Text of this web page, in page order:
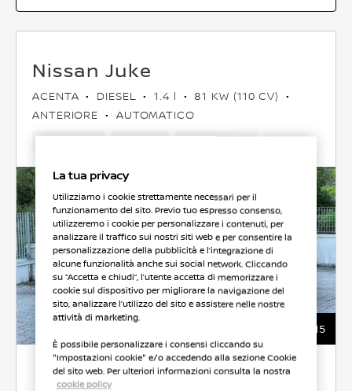
Nissan Juke
ACENTA DIESEL 1.4 l
81 KW (110 CV)
ANTERIORE
AUTOMATICO
163,600 Km Jun 2012 Grigio chiaro Diesel
15
6.500 €
La tua privacy
Utilizziamo i cookie strettamente necessari per il
funzionamento del sito. Previo tuo espresso consenso,
utilizzeremo i cookie per personalizzare i contenuti, per
analizzare il traffico sui nostri siti web e per consentire la
personalizzazione della pubblicità e l’integrazione di
alcune funzionalità anche sui social network. Cliccando
su “Accetta e chiudi”, l’utente accetta di memorizzare i
cookie sul dispositivo per migliorare la navigazione del
sito, analizzare l’utilizzo del sito e assistere nelle nostre
attività di marketing.
È possibile personalizzare i consensi cliccando su
"Impostazioni cookie" e/o accedendo alla sezione Cookie
del sito web. Per ulteriori informazioni consulta la nostra
cookie policy